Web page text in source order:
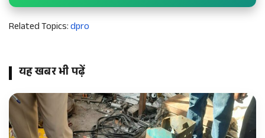
Related Topics:dpro
यह खबर भी पढ़ें